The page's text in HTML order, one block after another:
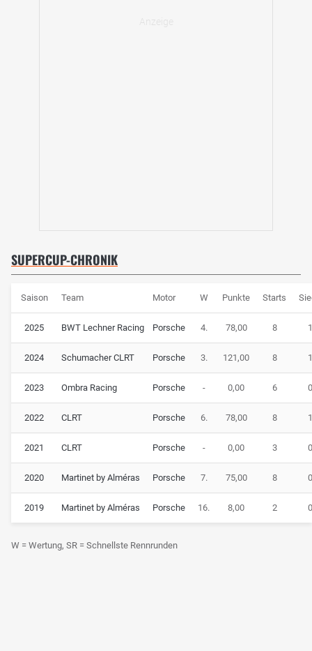
SUPERCUP-CHRONIK
Saison Team Motor W Punkte Starts
2025 BWT Lechner Racing Porsche 4. 78,00 8 1
2024 Schumacher CLRT Porsche 3. 121,00 8 1
2023 Ombra Racing Porsche - 0,00 6 0
2022 CLRT Porsche 6. 78,00 8 1
2021 CLRT Porsche - 0,00 3 0
2020 Martinet by Alméras Porsche 7. 75,00 8 0
2019 Martinet by Alméras Porsche 16. 8,00 2 0
W = Wertung, SR = Schnellste Rennrunden